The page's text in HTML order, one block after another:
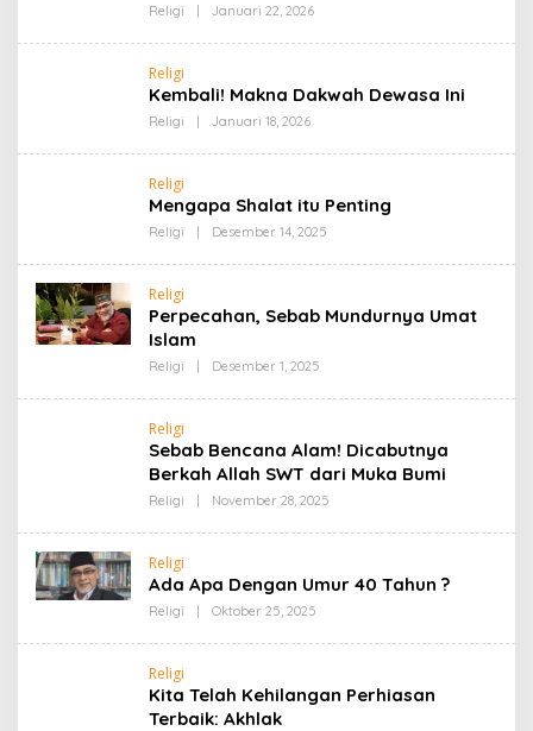
Religi | Januari 22, 2026Oleh
Religi
Kembali! Makna Dakwah Dewasa Ini
Religi | Januari 18, 2026Oleh
Religi
Mengapa Shalat itu Penting
Religi | Desember 14, 2025
Religi
Perpecahan, Sebab Mundurnya Umat
Islam
Religi | Desember 1, 2025
Religi
Sebab Bencana Alam! Dicabutnya
Berkah Allah SWT dari Muka Bumi
Religi | November 28, 2025
Religi
Ada Apa Dengan Umur 40 Tahun ?
Religi | Oktober 25, 2025
Religi
Kita Telah Kehilangan Perhiasan
Terbaik: Akhlak